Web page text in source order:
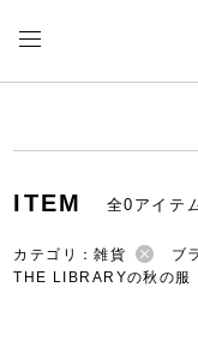
ITEM 全0アイテ
カテゴリ：雑貨
ブ
THE LIBRARYの秋の服